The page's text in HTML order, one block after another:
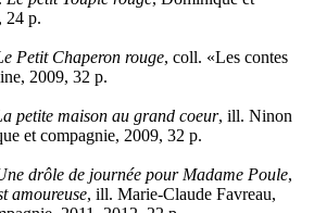
24 p.
Petit Chaperon rouge, coll. «Les contes
2009, 32 p.
petite maison au grand coeur, ill. Ninon
et compagnie, 2009, 32 p.
drôle de journée pour Madame Poule,
amoureuse, ill. Marie-Claude Favreau,